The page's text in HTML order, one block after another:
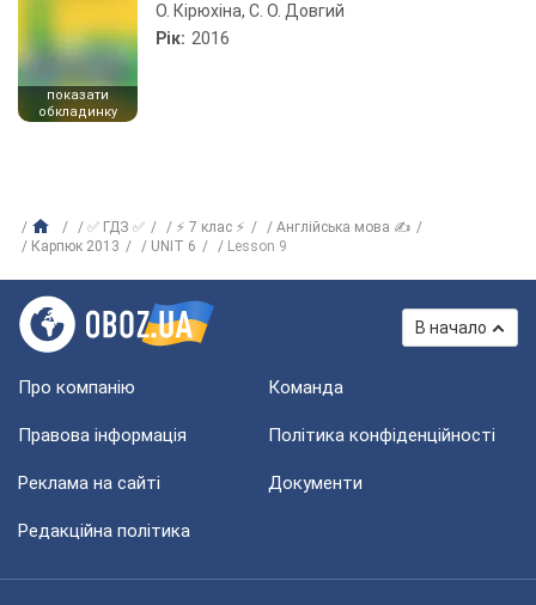
показати
обкладинку
О. Кірюхіна, С. О. Довгий
Рік: 2016
✅ ГДЗ ✅ ⚡ 7 клас ⚡
Англійська мова ✍
Карпюк 2013
UNIT 6 Lesson 9
В начало
Про компанію Команда
Правова інформація Політика конфіденційності
Реклама на сайті Документи
Редакційна політика